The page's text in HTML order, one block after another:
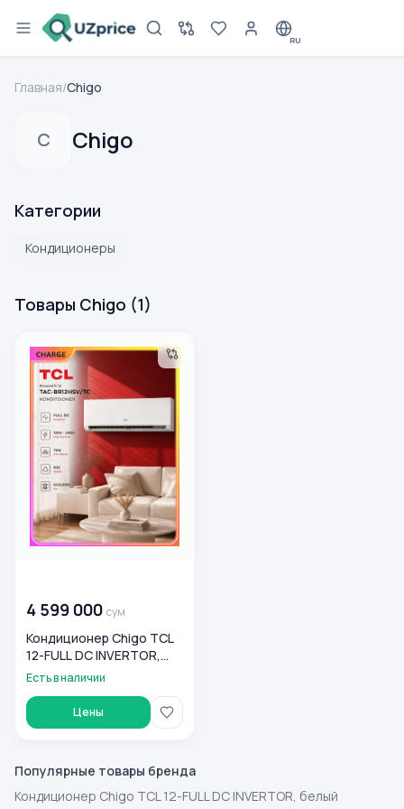
RU
Главная/Chigo
C Chigo
Категории
Кондиционеры
Товары Chigo (1)
Кондиционер Chigo TCL 12-FULL DC INVERTOR, белый
4 599 000 сум
Кондиционер Chigo TCL
12-FULL DC INVERTOR,
белый
Есть в наличии
Цены
Популярные товары бренда
Кондиционер Chigo TCL 12-FULL DC INVERTOR, белый